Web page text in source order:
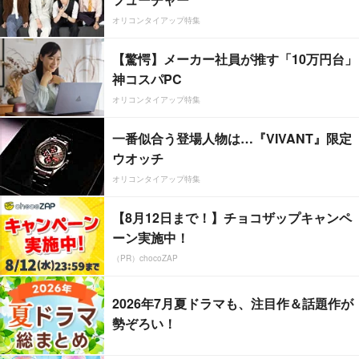
オリコンタイアップ特集
【驚愕】メーカー社員が推す「10万円台」
神コスパPC
オリコンタイアップ特集
一番似合う登場人物は…『VIVANT』限定
ウオッチ
オリコンタイアップ特集
【8月12日まで！】チョコザップキャンペ
ーン実施中！
（PR）chocoZAP
2026年7月夏ドラマも、注目作＆話題作が
勢ぞろい！